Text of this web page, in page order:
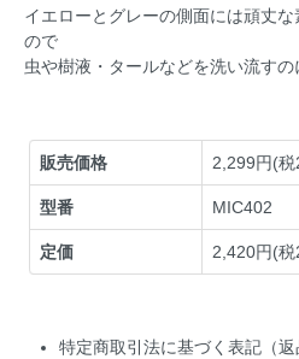
イエローとグレーの側面には頑丈
ので
虫や樹液・タールなどを洗い流すの
販売価格 2,299円(税
型番 MIC402
定価 2,420円(税
特定商取引法に基づく表記（返